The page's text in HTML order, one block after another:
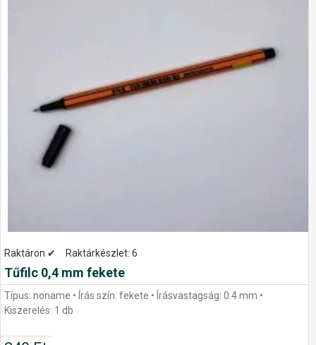
Raktáron ✔ Raktárkészlet: 6
Tűfilc 0,4 mm fekete
Típus: noname • Írás szín: fekete • Írásvastagság: 0.4 mm •
Kiszerelés: 1 db